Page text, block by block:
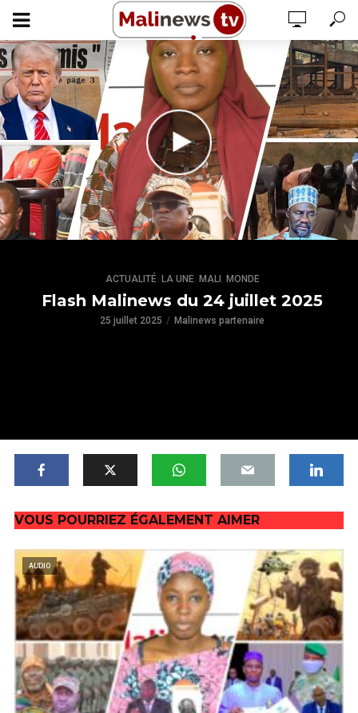
ACTUALITÉ, LA UNE, MALI MONDE
Flash Malinews du 24 juillet 2025
25 juillet 2025 Malinews partenaire
VOUS POURRIEZ ÉGALEMENT AIMER
AUDIO